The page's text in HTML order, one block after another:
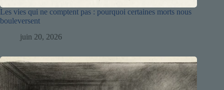
Les vies qui ne comptent pas : pourquoi certaines morts nous
bouleversent
juin 20, 2026